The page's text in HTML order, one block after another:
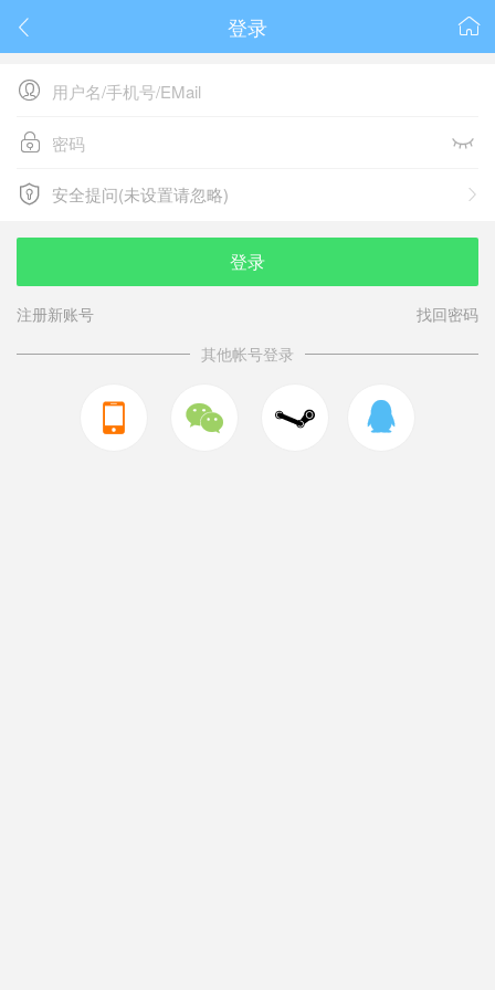
 
登录

 
 
安全提问(未设置请忽略)
安全提问(未设置请忽略)
登录
注册新账号
找回密码
其他帐号登录
  